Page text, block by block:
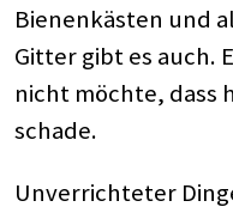
Bienenkästen und
Gitter gibt es auch.
nicht möchte, dass
schade.
Unverrichteter